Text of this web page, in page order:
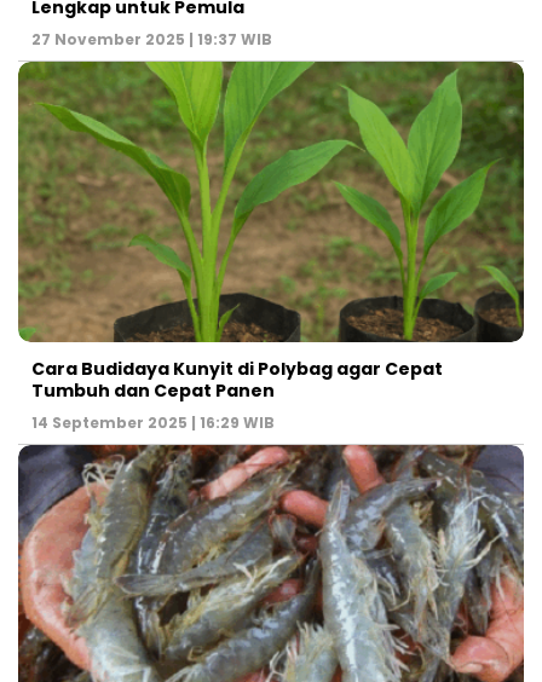
Lengkap untuk Pemula
27 November 2025 | 19:37 WIB
Cara Budidaya Kunyit di Polybag agar Cepat
Tumbuh dan Cepat Panen
14 September 2025 | 16:29 WIB